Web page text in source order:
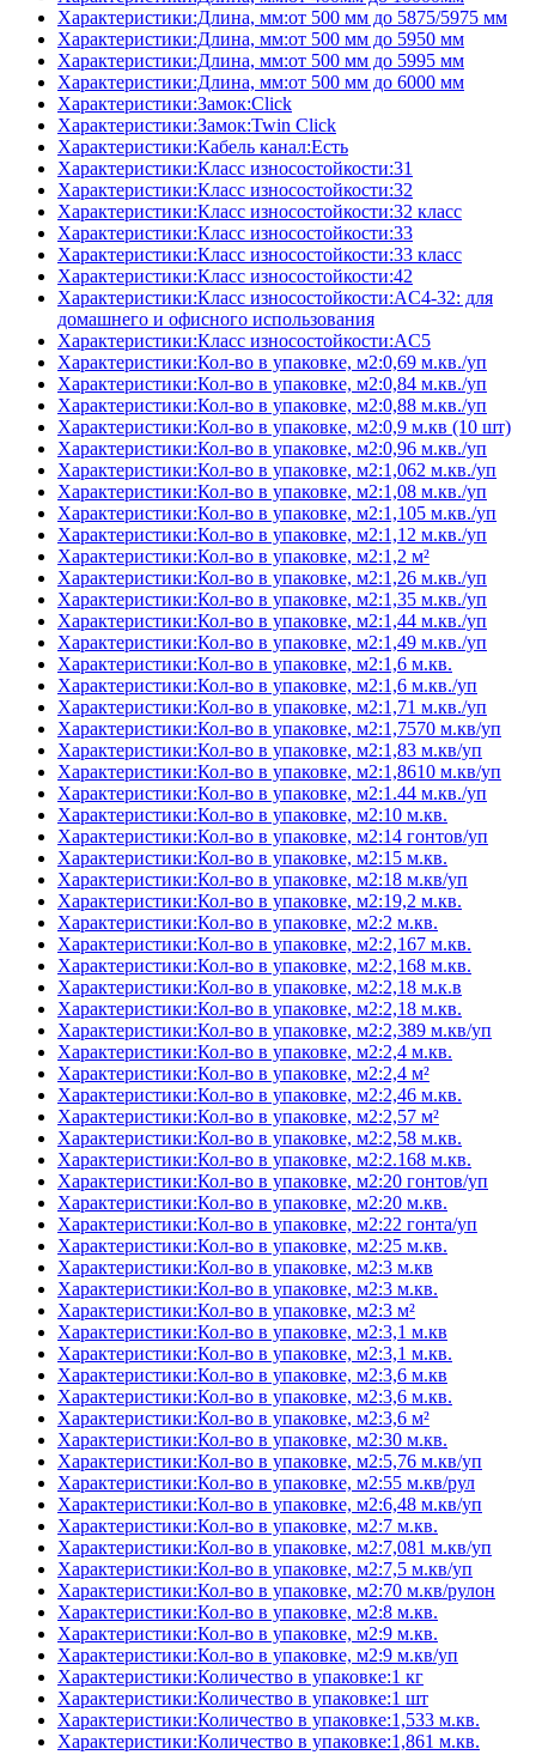
Характеристики:Длина, мм:от 500 мм до 5875/5975 мм
Характеристики:Длина, мм:от 500 мм до 5950 мм
Характеристики:Длина, мм:от 500 мм до 5995 мм
Характеристики:Длина, мм:от 500 мм до 6000 мм
Характеристики:Замок:Click
Характеристики:Замок:Twin Click
Характеристики:Кабель канал:Есть
Характеристики:Класс износостойкости:31
Характеристики:Класс износостойкости:32
Характеристики:Класс износостойкости:32 класс
Характеристики:Класс износостойкости:33
Характеристики:Класс износостойкости:33 класс
Характеристики:Класс износостойкости:42
Характеристики:Класс износостойкости:AC4-32: для
домашнего и офисного использования
Характеристики:Класс износостойкости:AC5
Характеристики:Кол-во в упаковке, м2:0,69 м.кв./уп
Характеристики:Кол-во в упаковке, м2:0,84 м.кв./уп
Характеристики:Кол-во в упаковке, м2:0,88 м.кв./уп
Характеристики:Кол-во в упаковке, м2:0,9 м.кв (10 шт)
Характеристики:Кол-во в упаковке, м2:0,96 м.кв./уп
Характеристики:Кол-во в упаковке, м2:1,062 м.кв./уп
Характеристики:Кол-во в упаковке, м2:1,08 м.кв./уп
Характеристики:Кол-во в упаковке, м2:1,105 м.кв./уп
Характеристики:Кол-во в упаковке, м2:1,12 м.кв./уп
Характеристики:Кол-во в упаковке, м2:1,2 м²
Характеристики:Кол-во в упаковке, м2:1,26 м.кв./уп
Характеристики:Кол-во в упаковке, м2:1,35 м.кв./уп
Характеристики:Кол-во в упаковке, м2:1,44 м.кв./уп
Характеристики:Кол-во в упаковке, м2:1,49 м.кв./уп
Характеристики:Кол-во в упаковке, м2:1,6 м.кв.
Характеристики:Кол-во в упаковке, м2:1,6 м.кв./уп
Характеристики:Кол-во в упаковке, м2:1,71 м.кв./уп
Характеристики:Кол-во в упаковке, м2:1,7570 м.кв/уп
Характеристики:Кол-во в упаковке, м2:1,83 м.кв/уп
Характеристики:Кол-во в упаковке, м2:1,8610 м.кв/уп
Характеристики:Кол-во в упаковке, м2:1.44 м.кв./уп
Характеристики:Кол-во в упаковке, м2:10 м.кв.
Характеристики:Кол-во в упаковке, м2:14 гонтов/уп
Характеристики:Кол-во в упаковке, м2:15 м.кв.
Характеристики:Кол-во в упаковке, м2:18 м.кв/уп
Характеристики:Кол-во в упаковке, м2:19,2 м.кв.
Характеристики:Кол-во в упаковке, м2:2 м.кв.
Характеристики:Кол-во в упаковке, м2:2,167 м.кв.
Характеристики:Кол-во в упаковке, м2:2,168 м.кв.
Характеристики:Кол-во в упаковке, м2:2,18 м.к.в
Характеристики:Кол-во в упаковке, м2:2,18 м.кв.
Характеристики:Кол-во в упаковке, м2:2,389 м.кв/уп
Характеристики:Кол-во в упаковке, м2:2,4 м.кв.
Характеристики:Кол-во в упаковке, м2:2,4 м²
Характеристики:Кол-во в упаковке, м2:2,46 м.кв.
Характеристики:Кол-во в упаковке, м2:2,57 м²
Характеристики:Кол-во в упаковке, м2:2,58 м.кв.
Характеристики:Кол-во в упаковке, м2:2.168 м.кв.
Характеристики:Кол-во в упаковке, м2:20 гонтов/уп
Характеристики:Кол-во в упаковке, м2:20 м.кв.
Характеристики:Кол-во в упаковке, м2:22 гонта/уп
Характеристики:Кол-во в упаковке, м2:25 м.кв.
Характеристики:Кол-во в упаковке, м2:3 м.кв
Характеристики:Кол-во в упаковке, м2:3 м.кв.
Характеристики:Кол-во в упаковке, м2:3 м²
Характеристики:Кол-во в упаковке, м2:3,1 м.кв
Характеристики:Кол-во в упаковке, м2:3,1 м.кв.
Характеристики:Кол-во в упаковке, м2:3,6 м.кв
Характеристики:Кол-во в упаковке, м2:3,6 м.кв.
Характеристики:Кол-во в упаковке, м2:3,6 м²
Характеристики:Кол-во в упаковке, м2:30 м.кв.
Характеристики:Кол-во в упаковке, м2:5,76 м.кв/уп
Характеристики:Кол-во в упаковке, м2:55 м.кв/рул
Характеристики:Кол-во в упаковке, м2:6,48 м.кв/уп
Характеристики:Кол-во в упаковке, м2:7 м.кв.
Характеристики:Кол-во в упаковке, м2:7,081 м.кв/уп
Характеристики:Кол-во в упаковке, м2:7,5 м.кв/уп
Характеристики:Кол-во в упаковке, м2:70 м.кв/рулон
Характеристики:Кол-во в упаковке, м2:8 м.кв.
Характеристики:Кол-во в упаковке, м2:9 м.кв.
Характеристики:Кол-во в упаковке, м2:9 м.кв/уп
Характеристики:Количество в упаковке:1 кг
Характеристики:Количество в упаковке:1 шт
Характеристики:Количество в упаковке:1,533 м.кв.
Характеристики:Количество в упаковке:1,861 м.кв.